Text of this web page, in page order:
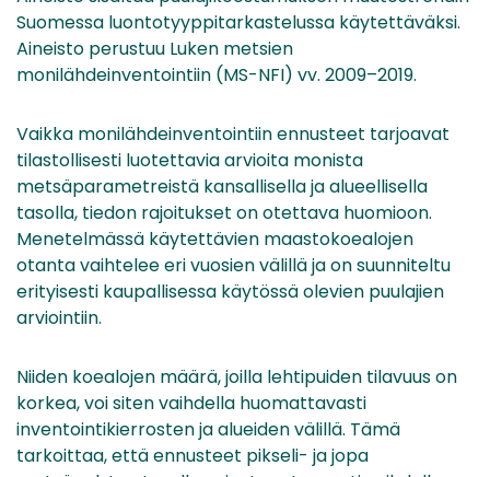
Suomessa luontotyyppitarkastelussa käytettäväksi.
Aineisto perustuu Luken metsien
monilähdeinventointiin (MS-NFI) vv. 2009–2019.
Vaikka monilähdeinventointiin ennusteet tarjoavat
tilastollisesti luotettavia arvioita monista
metsäparametreistä kansallisella ja alueellisella
tasolla, tiedon rajoitukset on otettava huomioon.
Menetelmässä käytettävien maastokoealojen
otanta vaihtelee eri vuosien välillä ja on suunniteltu
erityisesti kaupallisessa käytössä olevien puulajien
arviointiin.
Niiden koealojen määrä, joilla lehtipuiden tilavuus on
korkea, voi siten vaihdella huomattavasti
inventointikierrosten ja alueiden välillä. Tämä
tarkoittaa, että ennusteet pikseli- ja jopa